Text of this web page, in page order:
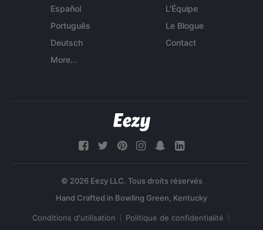
Español
Português
Deutsch
More...
L'Équipe
Le Blogue
Contact
© 2026 Eezy LLC. Tous droits réservés
Conditions d'utilisation Politique de confidentialité